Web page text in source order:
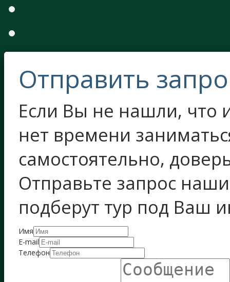
Отправить
Если Вы не нашли, что
нет времени
самостоятельно,
Отправьте запрос
подберут тур под Ваш
Имя
E-mail
Телефон